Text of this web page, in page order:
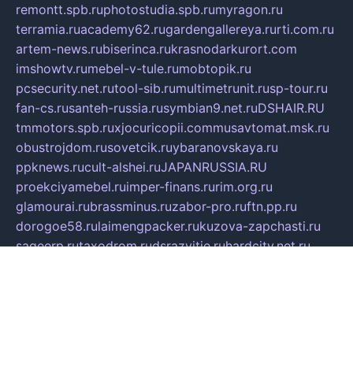
remontt.spb.ruphotostudia.spb.rumyragon.ru
terramia.ruacademy62.rugardengallereya.rurti.com.ru
artem-news.rubiserinca.rukrasnodarkurort.com
imshowtv.rumebel-v-tule.rumobtopik.ru
pcsecurity.net.rutool-sib.rumultimetrunit.rusp-tour.ru
fan-cs.rusanteh-russia.rusymbian9.net.ruDSHAIR.RU
tmmotors.spb.ruxjocuricopii.commusavtomat.msk.ru
obustrojdom.rusovetcik.ruybaranovskaya.ru
ppknews.rucult-alshei.ruJAPANRUSSIA.RU
proekciyamebel.ruimper-finans.rurim.org.ru
glamourai.rubrassminus.ruzabor-pro.ruftn.pp.ru
dorogoe58.rulaimengpacker.rukuzova-zapchasti.ru
sageerp.rutaxodrom.rudsrazvitie.ruhardcity.net.ru